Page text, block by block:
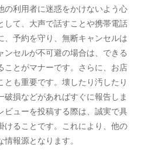
の利用者に迷惑をかけないよう心
して、大声で話すことや携帯電話
、予約を守り、無断キャンセルは
セルが不可避の場合は、できる
ことがマナーです。さらに、お店
も重要です。壊したり汚したり
破損などがあればすぐに報告しま
ビューを投稿する際は、誠実で具
けることです。これにより、他の
報源となります。